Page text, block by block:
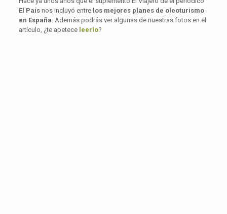
El Paísnos incluyó entre los mejores planes de oleoturismo
en España . Además podrás ver algunas de nuestras fotos en el
artículo, ¿te apetece leerlo?